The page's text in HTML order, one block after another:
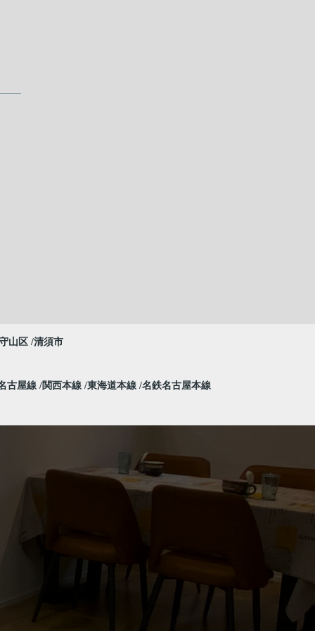
山区 清須市
古屋線 関西本線 東海道本線 名鉄名古屋本線